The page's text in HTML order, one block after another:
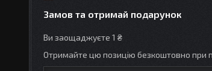
Замов та отримай подарунок
Ви заощаджуєте 1 ₴
Отримайте цю позицію безкоштовно при